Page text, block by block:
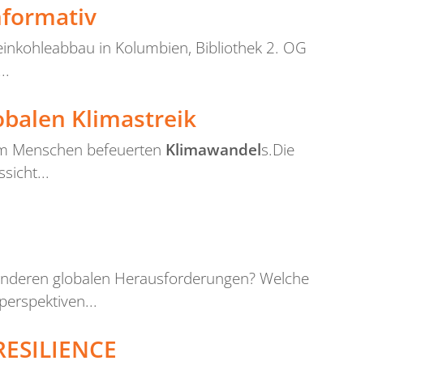
in Kolumbien, Bibliothek 2. OG
Klimastreik
Menschen befeuerten Klimawandels.Die
globalen Herausforderungen? Welche